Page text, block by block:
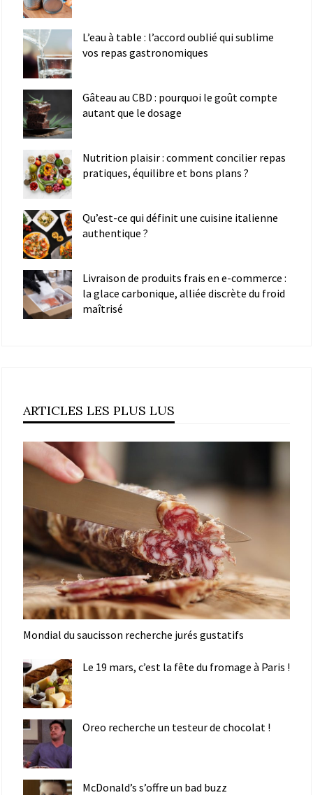
L’eau à table : l’accord oublié qui sublime
vos repas gastronomiques
Gâteau au CBD : pourquoi le goût compte
autant que le dosage
Nutrition plaisir : comment concilier repas
pratiques, équilibre et bons plans ?
Qu’est-ce qui définit une cuisine italienne
authentique ?
Livraison de produits frais en e-commerce :
la glace carbonique, alliée discrète du froid
maîtrisé
ARTICLES LES PLUS LUS
Mondial du saucisson recherche jurés gustatifs
Le 19 mars, c’est la fête du fromage à Paris !
Oreo recherche un testeur de chocolat !
McDonald’s s’offre un bad buzz